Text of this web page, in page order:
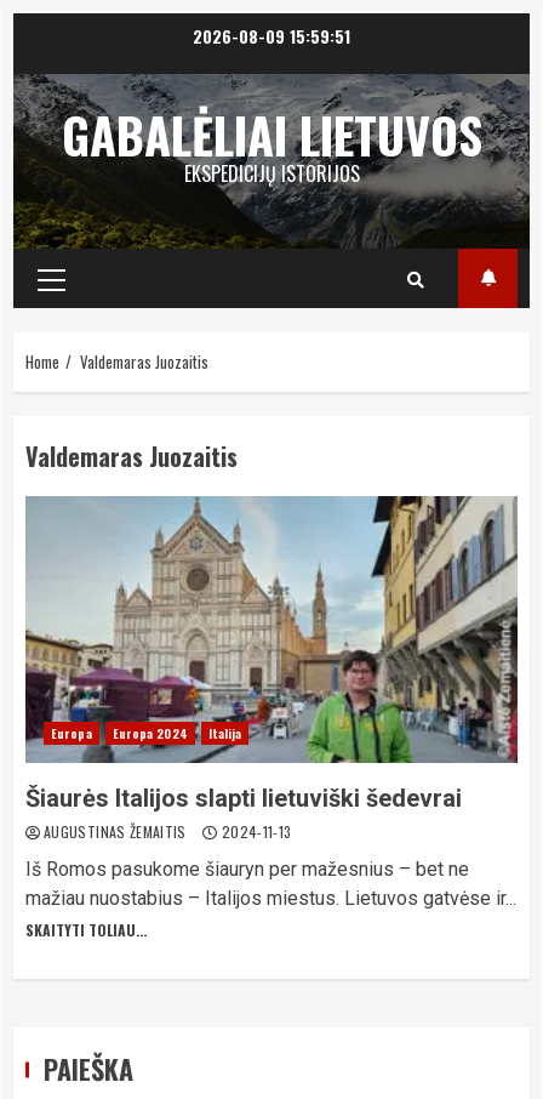
content
2026-08-09 15:59:51
GABALĖLIAI LIETUVOS
EKSPEDICIJŲ ISTORIJOS
Primary
Menu
Home Valdemaras Juozaitis
Valdemaras Juozaitis
Europa Europa 2024 Italija
Šiaurės Italijos slapti lietuviški šedevrai
AUGUSTINAS ŽEMAITIS 2024-11-13
Iš Romos pasukome šiauryn per mažesnius – bet ne
mažiau nuostabius – Italijos miestus. Lietuvos gatvėse ir...
SKAITYTI TOLIAU...
PAIEŠKA